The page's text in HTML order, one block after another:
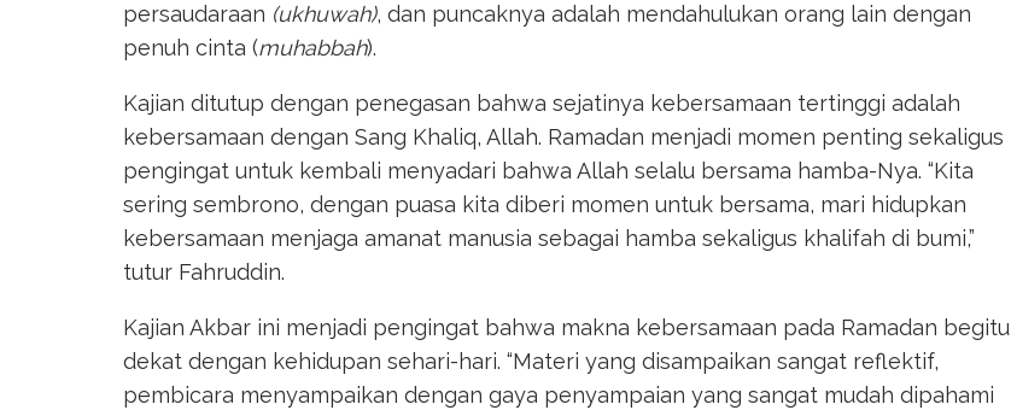
persaudaraan (ukhuwah), dan puncaknya adalah mendahulukan orang lain dengan
penuh cinta (muhabbah).
Kajian ditutup dengan penegasan bahwa sejatinya kebersamaan tertinggi adalah
kebersamaan dengan Sang Khaliq, Allah. Ramadan menjadi momen penting sekaligus
pengingat untuk kembali menyadari bahwa Allah selalu bersama hamba-Nya. “Kita
sering sembrono, dengan puasa kita diberi momen untuk bersama, mari hidupkan
kebersamaan menjaga amanat manusia sebagai hamba sekaligus khalifah di bumi,”
tutur Fahruddin.
Kajian Akbar ini menjadi pengingat bahwa makna kebersamaan pada Ramadan begitu
dekat dengan kehidupan sehari-hari. “Materi yang disampaikan sangat reflektif,
pembicara menyampaikan dengan gaya penyampaian yang sangat mudah dipahami